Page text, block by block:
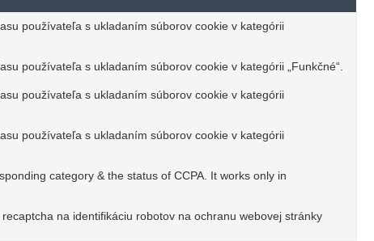
používateľa s ukladaním súborov cookie v kategórii
používateľa s ukladaním súborov cookie v kategórii „Funkčné“.
používateľa s ukladaním súborov cookie v kategórii
používateľa s ukladaním súborov cookie v kategórii
category & the status of CCPA. It works only in
na identifikáciu robotov na ochranu webovej stránky